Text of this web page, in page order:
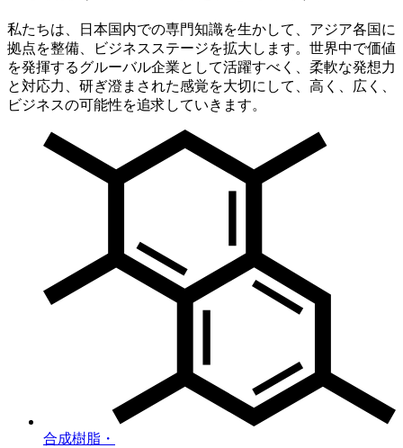
私たちは、日本国内での専門知識を生かして、アジア各国に
拠点を整備、ビジネスステージを拡大します。世界中で価値
を発揮するグルーバル企業として活躍すべく、柔軟な発想力
と対応力、研ぎ澄まされた感覚を大切にして、高く、広く、
ビジネスの可能性を追求していきます。
合成樹脂・